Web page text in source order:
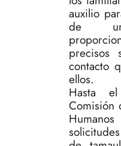
auxilio
de
precisos
contacto
ellos.
Hasta
Comisión